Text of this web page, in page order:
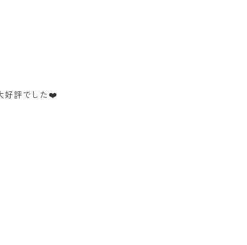
好評でした❤️